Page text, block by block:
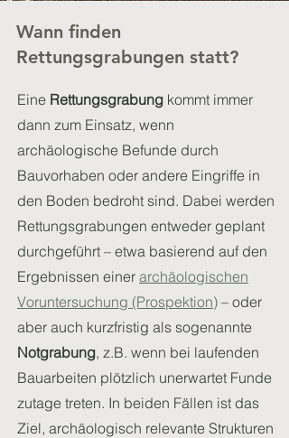
Wann finden
Rettungsgrabungen statt?
Eine Rettungsgrabung kommt immer
dann zum Einsatz, wenn
archäologische Befunde durch
Bauvorhaben oder andere Eingriffe in
den Boden bedroht sind. Dabei werden
Rettungsgrabungen entweder geplant
durchgeführt – etwa basierend auf den
Ergebnissen einer archäologischen
Voruntersuchung (Prospektion) – oder
aber auch kurzfristig als sogenannte
Notgrabung, z.B. wenn bei laufenden
Bauarbeiten plötzlich unerwartet Funde
zutage treten. In beiden Fällen ist das
Ziel, archäologisch relevante Strukturen